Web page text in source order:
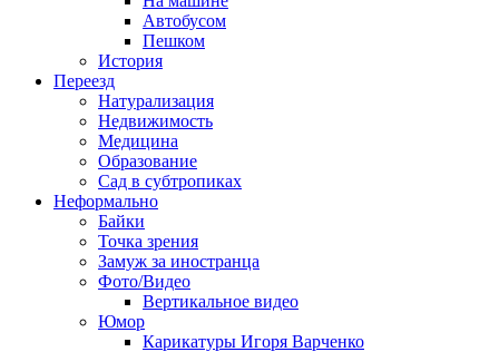
Автобусом
Пешком
История
Переезд
Натурализация
Недвижимость
Медицина
Образование
Сад в субтропиках
Неформально
Байки
Точка зрения
Замуж за иностранца
Фото/Видео
Вертикальное видео
Юмор
Карикатуры Игоря Варченко